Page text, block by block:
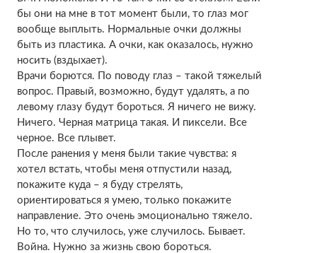
бы они на мне в тот момент были, то глаз мог
вообще выплыть. Нормальные очки должны
быть из пластика. А очки, как оказалось, нужно
носить (вздыхает).
Врачи борются. По поводу глаз – такой тяжелый
вопрос. Правый, возможно, будут удалять, а по
левому глазу будут бороться. Я ничего не вижу.
Ничего. Черная матрица такая. И пиксели. Все
черное. Все плывет.
После ранения у меня были такие чувства: я
хотел встать, чтобы меня отпустили назад,
покажите куда – я буду стрелять,
ориентироваться я умею, только покажите
направление. Это очень эмоционально тяжело.
Но то, что случилось, уже случилось. Бывает.
Война. Нужно за жизнь свою бороться.